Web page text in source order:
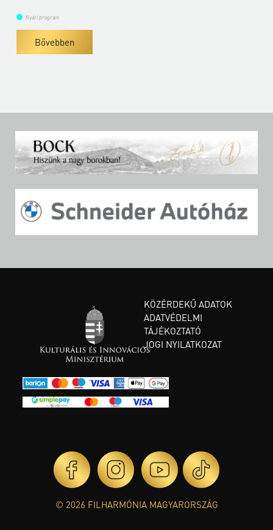
Nyári program
Bővebben
KÖZÉRDEKŰ ADATOK
ADATVÉDELMI
TÁJÉKOZTATÓ
JOGI NYILATKOZAT
© 2026 FILHARMÓNIA MAGYARORSZÁG